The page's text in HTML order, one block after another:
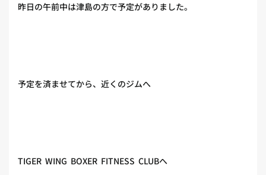
昨日の午前中は津島の方で予定がありました。
予定を済ませてから、近くのジムへ
TIGER WING BOXER FITNESS CLUBへ